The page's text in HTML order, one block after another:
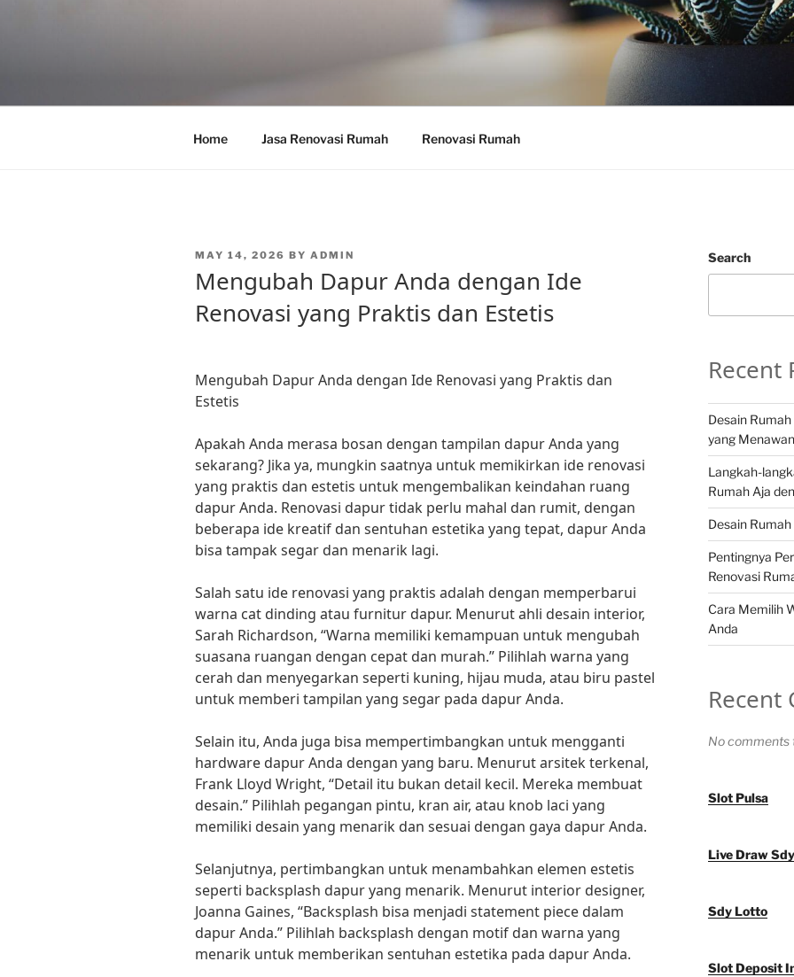
Home Jasa Renovasi Rumah Renovasi Rumah
POSTED
MAY 14, 2026 BY ADMIN
Mengubah Dapur Anda dengan Ide
Renovasi yang Praktis dan Estetis
Mengubah Dapur Anda dengan Ide Renovasi yang Praktis dan
Estetis
Apakah Anda merasa bosan dengan tampilan dapur Anda yang
sekarang? Jika ya, mungkin saatnya untuk memikirkan ide renovasi
yang praktis dan estetis untuk mengembalikan keindahan ruang
dapur Anda. Renovasi dapur tidak perlu mahal dan rumit, dengan
beberapa ide kreatif dan sentuhan estetika yang tepat, dapur Anda
bisa tampak segar dan menarik lagi.
Salah satu ide renovasi yang praktis adalah dengan memperbarui
warna cat dinding atau furnitur dapur. Menurut ahli desain interior,
Sarah Richardson, “Warna memiliki kemampuan untuk mengubah
suasana ruangan dengan cepat dan murah.” Pilihlah warna yang
cerah dan menyegarkan seperti kuning, hijau muda, atau biru pastel
untuk memberi tampilan yang segar pada dapur Anda.
Selain itu, Anda juga bisa mempertimbangkan untuk mengganti
hardware dapur Anda dengan yang baru. Menurut arsitek terkenal,
Frank Lloyd Wright, “Detail itu bukan detail kecil. Mereka membuat
desain.” Pilihlah pegangan pintu, kran air, atau knob laci yang
memiliki desain yang menarik dan sesuai dengan gaya dapur Anda.
Selanjutnya, pertimbangkan untuk menambahkan elemen estetis
seperti backsplash dapur yang menarik. Menurut interior designer,
Joanna Gaines, “Backsplash bisa menjadi statement piece dalam
dapur Anda.” Pilihlah backsplash dengan motif dan warna yang
menarik untuk memberikan sentuhan estetika pada dapur Anda.
Search
Recent
Desain
yang Menawan
Langkah-
Rumah Aja
Desain
Pentingnya
Renovasi
Cara Memilih
Anda
Recent
No comments
Slot Pulsa
Live Draw Sdy
Sdy Lotto
Slot Deposit